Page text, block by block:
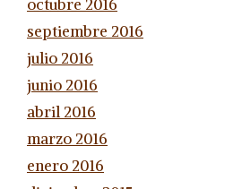
octubre 2016
septiembre 2016
julio 2016
junio 2016
abril 2016
marzo 2016
enero 2016